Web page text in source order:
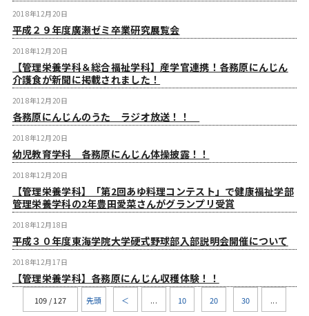
2018年12月20日
平成２９年度廣瀬ゼミ卒業研究展覧会
2018年12月20日
【管理栄養学科＆総合福祉学科】産学官連携！各務原にんじん
介護食が新聞に掲載されました！
2018年12月20日
各務原にんじんのうた ラジオ放送！！
2018年12月20日
幼児教育学科 各務原にんじん体操披露！！
2018年12月20日
【管理栄養学科】「第2回あゆ料理コンテスト」で健康福祉学部
管理栄養学科の2年豊田愛菜さんがグランプリ受賞
2018年12月18日
平成３０年度東海学院大学硬式野球部入部説明会開催について
2018年12月17日
【管理栄養学科】各務原にんじん収穫体験！！
109 / 127 先頭 ＜ ... 10 20 30 ...